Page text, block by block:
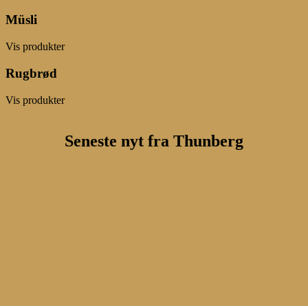
Müsli
Vis produkter
Rugbrød
Vis produkter
Seneste nyt fra Thunberg